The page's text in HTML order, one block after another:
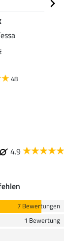
48
4.9
7 Bewertungen
1 Bewertung